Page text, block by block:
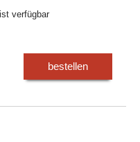
verfügbar
bestellen